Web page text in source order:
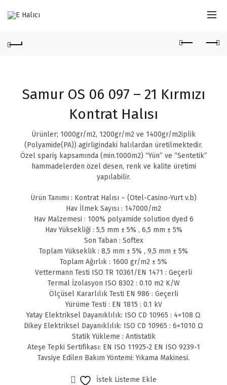
Samur OS 06 097 – 21 Kırmızı
Kontrat Halısı
Ürünler; 1000gr/m2, 1200gr/m2 ve 1400gr/m2iplik
(Polyamide(PA)) agirligindaki halılardan üretilmektedir.
Özel spariş kapsamında (min.1000m2) “Yün” ve “Sentetik”
hammadelerden özel desen, renk ve kalite üretimi
yapılabilir.
Ürün Tanımı : Kontrat Halısı – (Otel-Casino-Yurt v.b)
Hav İlmek Sayısı : 147000/m2
Hav Malzemesi : 100% polyamide solution dyed 6
Hav Yüksekliği : 5,5 mm ± 5% , 6,5 mm ± 5%
Son Taban : Softex
Toplam Yükseklik : 8,5 mm ± 5% , 9,5 mm ± 5%
Toplam Ağırlık : 1600 gr/m2 ± 5%
Vettermann Testi ISO TR 10361/EN 1471 : Geçerli
Termal İzolasyon ISO 8302 : 0.10 m2 K/W
Ölçüsel Kararlılık Testi EN 986 : Geçerli
Yürüme Testi : EN 1815 : 0.1 kV
Yatay Elektriksel Dayanıklılık: ISO CD 10965 : 4×108 Ω
Dikey Elektriksel Dayanıklılık: ISO CD 10965 : 6×1010 Ω
Statik Yükleme : Antistatik
Ateşe Tepki Sertifikası: EN ISO 11925-2 EN ISO 9239-1
Tavsiye Edilen Bakım Yöntemi: Yıkama Makinesi.
İstek Listeme Ekle